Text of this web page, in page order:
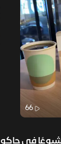
66
شيوعًا في جاكو